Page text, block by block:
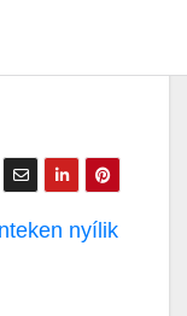
nyílik